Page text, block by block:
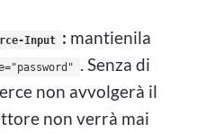
Input : mantienila
. Senza di
non avvolgerà il
non verrà mai